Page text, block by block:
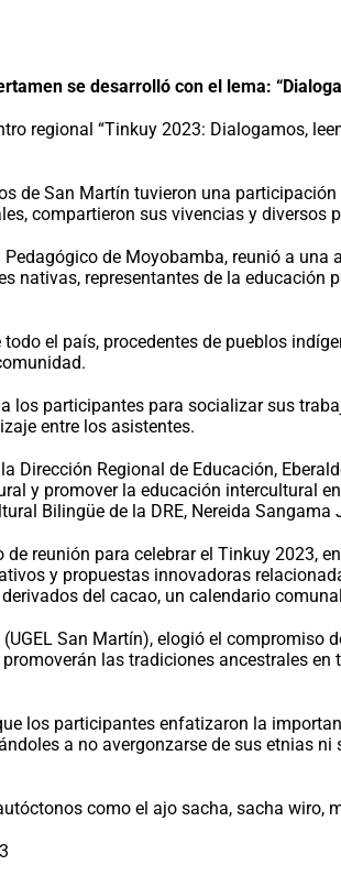
se desarrolló con el lema:
regional “Tinkuy 2023: Dialogamos,
de San Martín tuvieron una
compartieron sus vivencias y
de Moyobamba, reunió a
representantes de la
el país, procedentes de pueblos
participantes para socializar sus
entre los asistentes.
Regional de Educación,
y promover la educación intercultural
Bilingüe de la DRE, Nereida Sangama
reunión para celebrar el Tinkuy 2023,
y propuestas innovadoras
del cacao, un calendario
San Martín), elogió el compromiso
las tradiciones ancestrales
los participantes enfatizaron la
a no avergonzarse de sus etnias
como el ajo sacha, sacha wiro,